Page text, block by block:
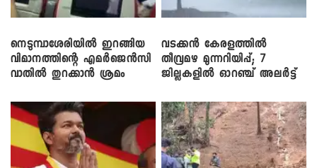
നെടുമ്പാശേരിയിൽ ഇറങ്ങിയ
വിമാനത്തിന്റെ എമർജെൻസി
വാതിൽ തുറക്കാൻ ശ്രമം
വടക്കൻ കേരളത്തിൽ
തീവ്രമഴ മുന്നറിയിപ്പ്; 7
ജില്ലകളിൽ ഓറഞ്ച് അലർട്ട്